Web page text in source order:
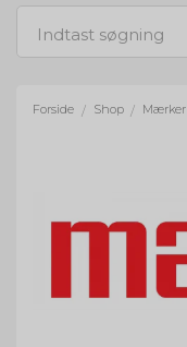
g
a
t
o
Forside / Shop / Mærker